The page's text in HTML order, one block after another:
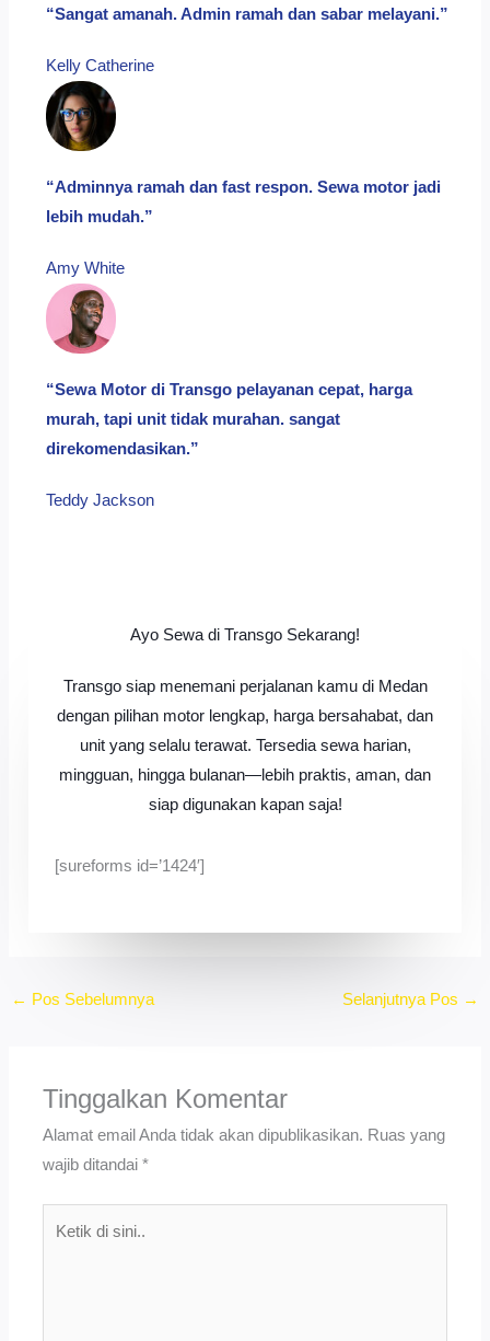
“Sangat amanah. Admin ramah dan sabar melayani.”
Kelly Catherine​
“Adminnya ramah dan fast respon. Sewa motor jadi
lebih mudah.”
Amy White​
“Sewa Motor di Transgo pelayanan cepat, harga
murah, tapi unit tidak murahan. sangat
direkomendasikan.”
Teddy Jackson​
Ayo Sewa di Transgo Sekarang!
Transgo siap menemani perjalanan kamu di Medan
dengan pilihan motor lengkap, harga bersahabat, dan
unit yang selalu terawat. Tersedia sewa harian,
mingguan, hingga bulanan—lebih praktis, aman, dan
siap digunakan kapan saja!
[sureforms id=’1424′]
← Pos Sebelumnya Selanjutnya Pos →
Tinggalkan Komentar
Alamat email Anda tidak akan dipublikasikan. Ruas yang
wajib ditandai*